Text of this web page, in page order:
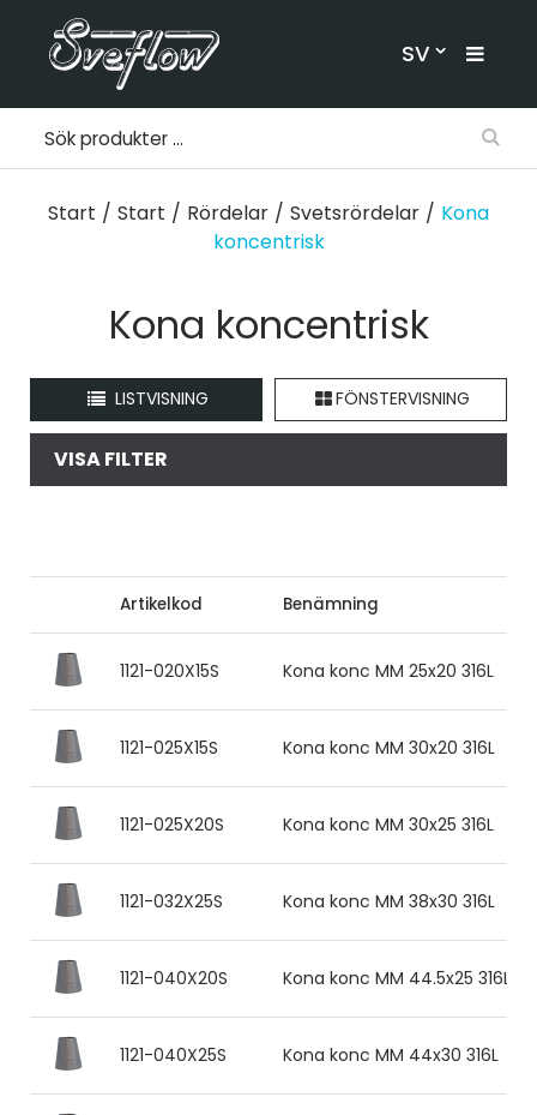
SV
Start / Start / Rördelar / Svetsrördelar / Kona
koncentrisk
Kona koncentrisk
LISTVISNING FÖNSTERVISNING
VISA FILTER
Artikelkod Benämning
1121-020X15S Kona konc MM 25x20 316L
1121-025X15S Kona konc MM 30x20 316L
1121-025X20S Kona konc MM 30x25 316L
1121-032X25S Kona konc MM 38x30 316L
1121-040X20S Kona konc MM 44.5x25 316L
1121-040X25S Kona konc MM 44x30 316L